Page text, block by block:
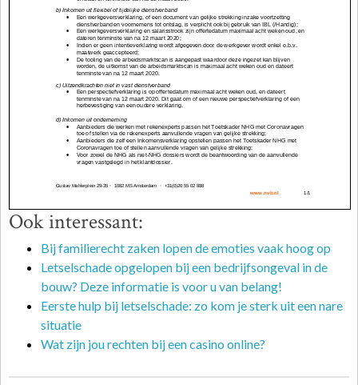
Ook interessant:
Bij familierecht zaken lopen de emoties vaak hoog op
Letselschade opgelopen bij een bedrijfsongeval in de
bouw? Deze informatie is voor u van belang!
Eerste hulp bij letselschade: zo kom je sterk uit een nare
situatie
Wat zijn jou rechten bij een casino online?